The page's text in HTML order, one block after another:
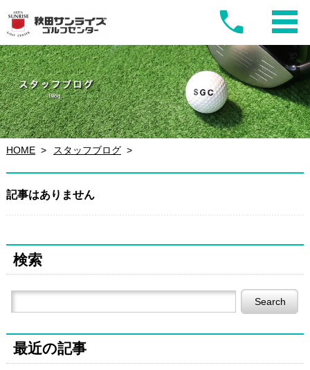
HOME スタッフブログ
記事はありません
検索
最近の記事